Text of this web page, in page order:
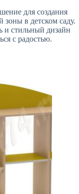
для создания
зоны в детском саду.
и стильный дизайн
с радостью.